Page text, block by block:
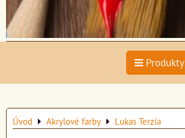
Produkty
Úvod Akrylové farby Lukas Terzia